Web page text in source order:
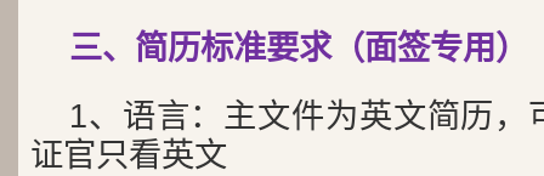
三、简历标准要求（面签专用）
1、语言：主文件为英文简历，
证官只看英文